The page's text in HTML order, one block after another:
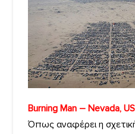
Burning Man – Nevada,
Όπως αναφέρει η